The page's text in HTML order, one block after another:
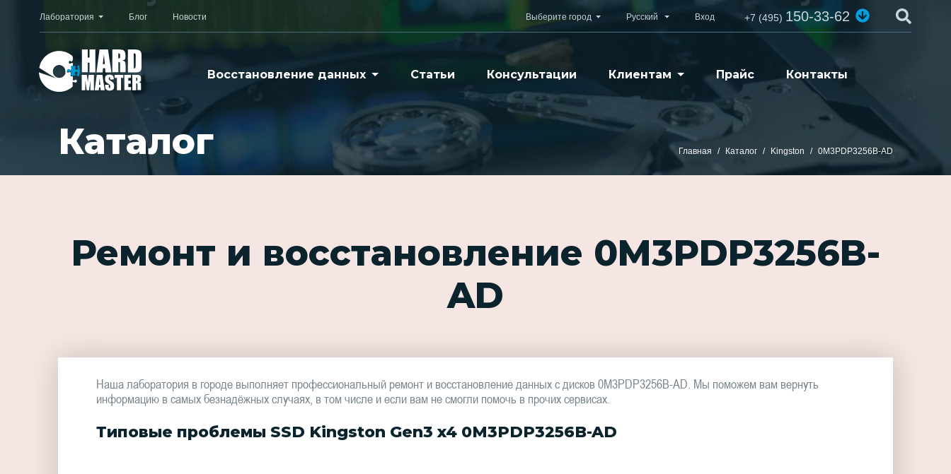
Восстановление данных Статьи Консультации Клиентам Прайс Контакты
Лаборатория Блог Новости Выберите город Русский Вход +7 (495)150-33-62
Каталог Главная Каталог Kingston 0M3PDP3256B-AD
Ремонт и восстановление 0M3PDP3256B-
AD
Наша лаборатория в городе выполняет профессиональный ремонт и восстановление данных с дисков 0M3PDP3256B-AD. Мы поможем вам вернуть
информацию в самых безнадёжных случаях, в том числе и если вам не смогли помочь в прочих сервисах.
Типовые проблемы SSD Kingston Gen3 x4 0M3PDP3256B-AD